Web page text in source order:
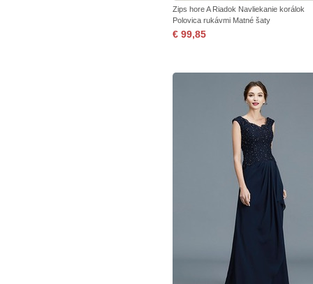
Zips hore A Riadok Navliekanie korálok
Polovica rukávmi Matné šaty
€ 99,85